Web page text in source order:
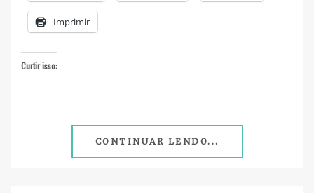
Imprimir
Curtir isso:
CONTINUAR LENDO...